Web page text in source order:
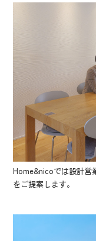
Home&nicoでは設計営
をご提案します。